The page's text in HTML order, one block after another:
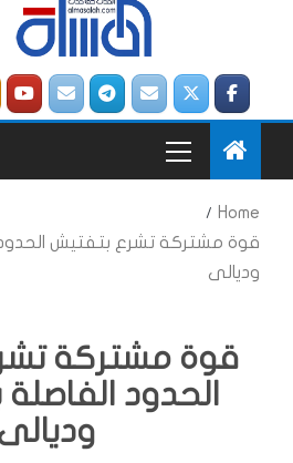
Home
قوة مشتركة تشرع بتفتيش الحدود
وديالى
قوة مشتركة
الحدود